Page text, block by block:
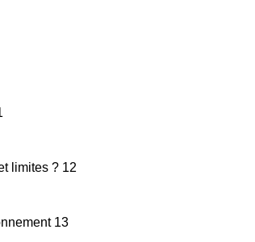
limites ? 12
13